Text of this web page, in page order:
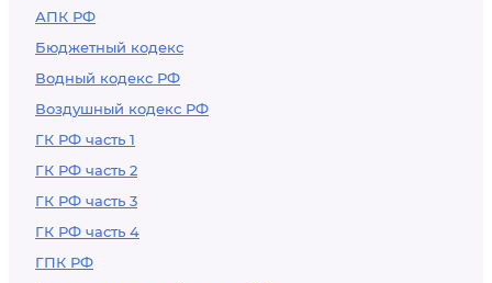
АПК РФ
Бюджетный кодекс
Водный кодекс РФ
Воздушный кодекс РФ
ГК РФ часть 1
ГК РФ часть 2
ГК РФ часть 3
ГК РФ часть 4
ГПК РФ